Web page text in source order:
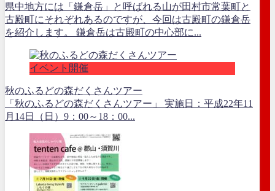
県中地方には「鎌倉岳」と呼ばれる山が田村市常葉町と
古殿町にそれぞれあるのですが、今回は古殿町の鎌倉岳
を紹介します。 鎌倉岳は古殿町の中心部に...
イベント開催
秋のふるどの森だくさんツアー
「秋のふるどの森だくさんツアー」 実施日：平成22年11
月14日（日）9：00～18：00...